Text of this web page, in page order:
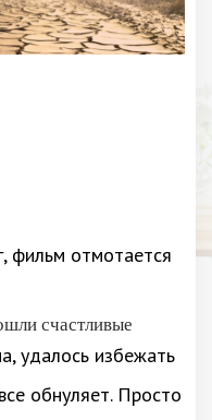
фильм отмотается
счастливые
удалось избежать
обнуляет. Просто